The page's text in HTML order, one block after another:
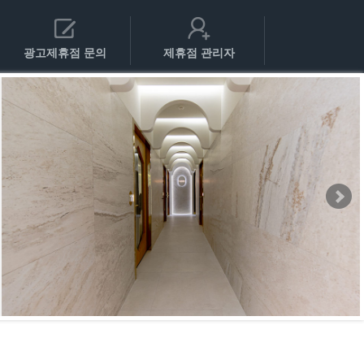
광고제휴점 문의 제휴점 관리자